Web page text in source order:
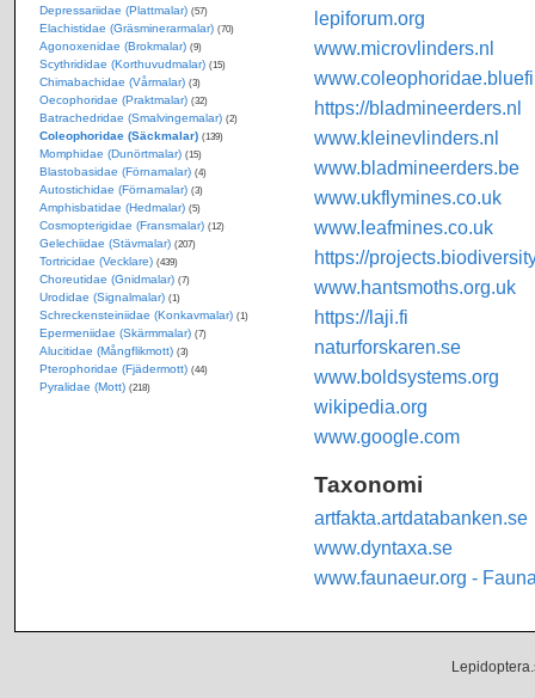
lepiforum.org
www.microvlinders.nl
https://bladmineerders.nl
www.kleinevlinders.nl
www.bladmineerders.be
www.ukflymines.co.uk
www.leafmines.co.uk
https://
www.hantsmoths.org.uk
https://laji.fi
naturforskaren.se
www.boldsystems.org
wikipedia.org
www.google.com
Taxonomi
artfakta.artdatabanken.se
www.dyntaxa.se
www.faunaeur.org -
Depressariidae (Plattmalar) (57)
Elachistidae (Gräsminerarmalar) (70)
Agonoxenidae (Brokmalar) (9)
Scythrididae (Korthuvudmalar) (15)
Chimabachidae (Vårmalar) (3)
Oecophoridae (Praktmalar) (32)
Batrachedridae (Smalvingemalar) (2)
Coleophoridae (Säckmalar) (139)
Momphidae (Dunörtmalar) (15)
Blastobasidae (Förnamalar) (4)
Autostichidae (Förnamalar) (3)
Amphisbatidae (Hedmalar) (5)
Cosmopterigidae (Fransmalar) (12)
Gelechiidae (Stävmalar) (207)
Tortricidae (Vecklare) (439)
Choreutidae (Gnidmalar) (7)
Urodidae (Signalmalar) (1)
Schreckensteiniidae (Konkavmalar) (1)
Epermeniidae (Skärmmalar) (7)
Alucitidae (Mångflikmott) (3)
Pterophoridae (Fjädermott) (44)
Pyralidae (Mott) (218)